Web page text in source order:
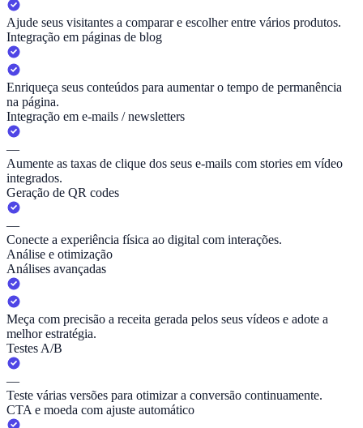
Ajude seus visitantes a comparar e escolher entre vários produtos.
Integração em páginas de blog
Enriqueça seus conteúdos para aumentar o tempo de permanência
na página.
Integração em e-mails / newsletters
—
Aumente as taxas de clique dos seus e-mails com stories em vídeo
integrados.
Geração de QR codes
—
Conecte a experiência física ao digital com interações.
Análise e otimização
Análises avançadas
Meça com precisão a receita gerada pelos seus vídeos e adote a
melhor estratégia.
Testes A/B
—
Teste várias versões para otimizar a conversão continuamente.
CTA e moeda com ajuste automático